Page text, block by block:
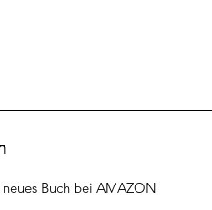
neues Buch bei AMAZON